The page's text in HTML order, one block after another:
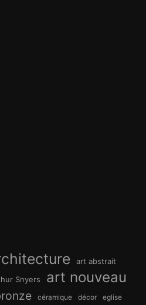
art abstrait
Snyers art nouveau
céramique décor eglise